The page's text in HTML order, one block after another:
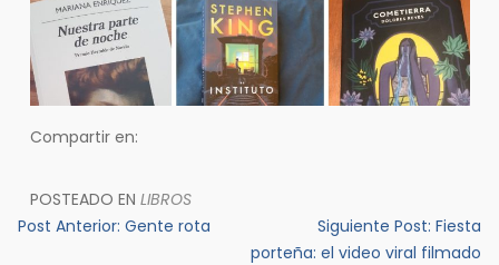
Compartir en:
POSTEADO EN LIBROS
Navegación
Post Anterior: Gente rota Siguiente Post: Fiesta
porteña: el video viral filmado